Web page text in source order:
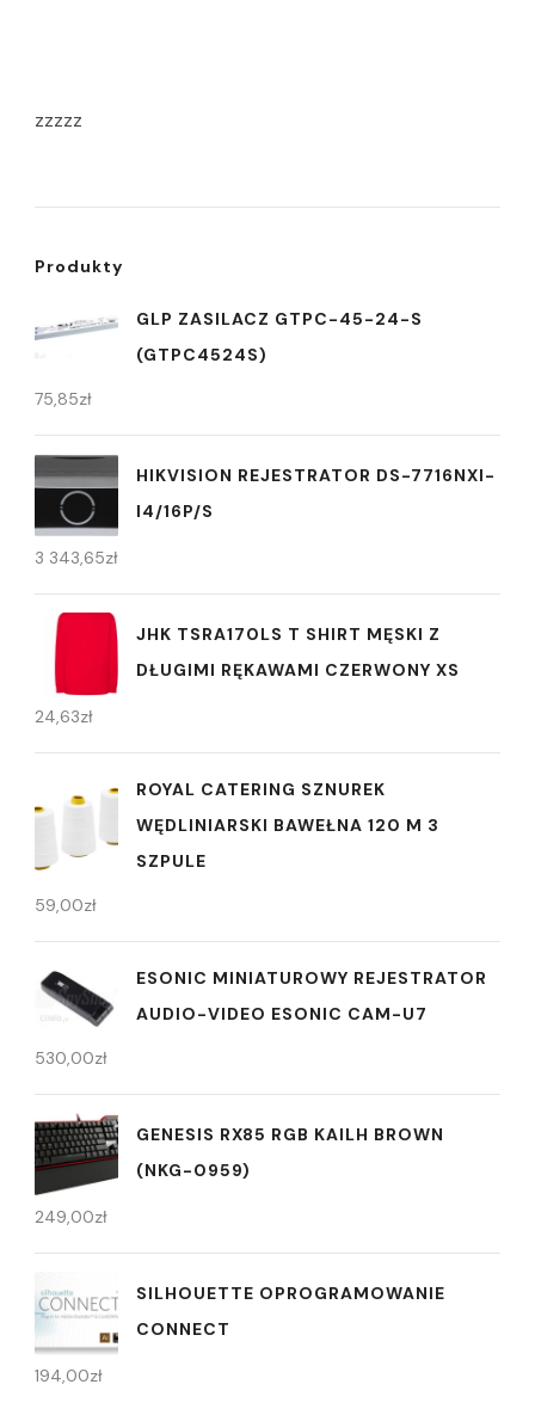
zzzzz
Produkty
GLP ZASILACZ GTPC-45-24-S
(GTPC4524S)
75,85zł
HIKVISION REJESTRATOR DS-7716NXI-
I4/16P/S
3 343,65zł
JHK TSRA170LS T SHIRT MĘSKI Z
DŁUGIMI RĘKAWAMI CZERWONY XS
24,63zł
ROYAL CATERING SZNUREK
WĘDLINIARSKI BAWEŁNA 120 M 3
SZPULE
59,00zł
ESONIC MINIATUROWY REJESTRATOR
AUDIO-VIDEO ESONIC CAM-U7
530,00zł
GENESIS RX85 RGB KAILH BROWN
(NKG-0959)
249,00zł
SILHOUETTE OPROGRAMOWANIE
CONNECT
194,00zł